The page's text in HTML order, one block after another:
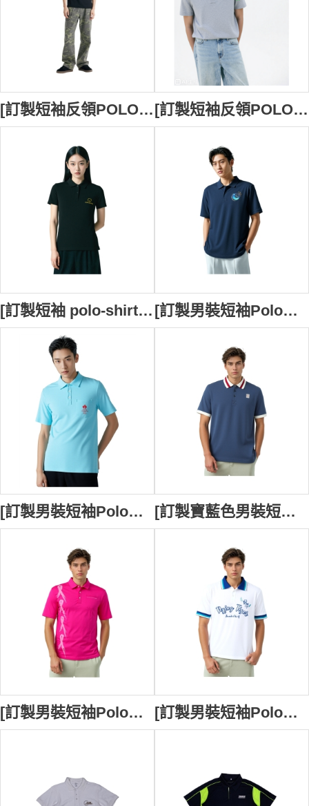
[訂製短袖反領POLO] | 深藍色POLO衫 | 繡花logo | 修身男裝Polo恤 | Polo恤供應商 | 96%cotton,4%spandex | 衫底開叉處加藍色人字帶內貼 | P1897 [訂製短袖反領POLO] | 灰色POLO衫 | 繡花logo | 修身男裝Polo恤 | Polo恤供應商 | 100%cotton | P1896
[訂製短袖 polo-shirt] | 黑色POLO衫 | 繡花logo | 修腰女裝Polo恤 | Polo恤供應商 | P1862 [訂製男裝短袖Polo恤] | 深藍色POLO衫 | 熱貼膜logo | Polo恤供應商 | 澳門大學教育學院 | P1861
[訂製男裝短袖Polo恤] | 淺藍色POLO衫 | 大紅色繡花logo | Polo恤供應商 | 澳門母親會 | P1860 [訂製寶藍色男裝短袖Polo恤] | 白色編織袖子 | 衣領白色撞色紅色+撞色灰色 | 100% cotton | Polo恤供應商 | 繡花章logo | P1859
[訂製男裝短袖Polo恤] | 枚紅色Polo設計 | 絲印logo設計 | Polo恤供應商 | P1858 [訂製男裝短袖Polo恤] | 衣領白色+ 淺藍色+深藍色設計 | 深藍色扁機袖 | 絲印logo設計 | Polo恤供應商 | 飛虎龍舟體育會 | P1856